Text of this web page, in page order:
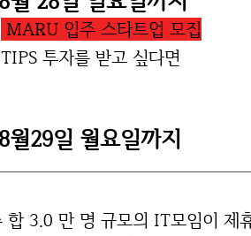
MARU 입주 스타트업 모집
투자를 받고 싶다면
월29일 월요일까지
합 3.0 만 명 규모의 IT모임이 제